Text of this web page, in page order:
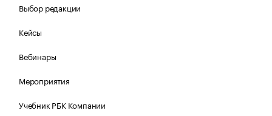
Выбор редакции
Кейсы
Вебинары
Мероприятия
Учебник РБК Компании